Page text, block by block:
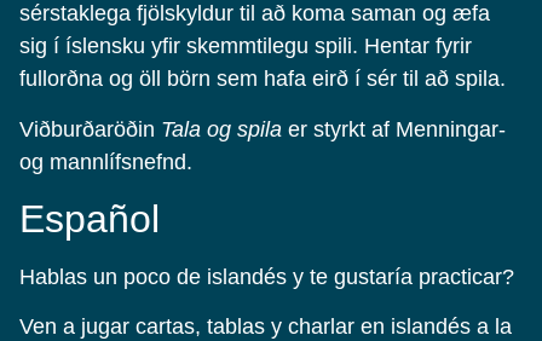
sérstaklega fjölskyldur til að koma saman og æfa
sig í íslensku yfir skemmtilegu spili. Hentar fyrir
fullorðna og öll börn sem hafa eirð í sér til að spila.
Viðburðaröðin Tala og spila er styrkt af Menningar-
og mannlífsnefnd.
Español
Hablas un poco de islandés y te gustaría practicar?
Ven a jugar cartas, tablas y charlar en islandés a la